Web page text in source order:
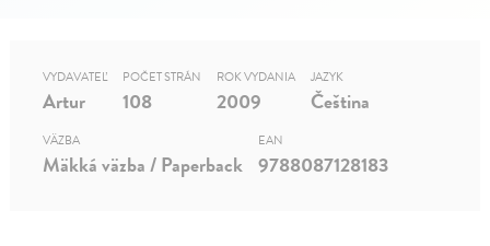
VYDAVATEĽ
Artur
POČET STRÁN
108
ROK VYDANIA
2009
JAZYK
Čeština
VÄZBA
Mäkká väzba / Paperback
EAN
9788087128183